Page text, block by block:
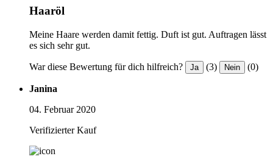
Haaröl
Meine Haare werden damit fettig. Duft ist gut. Auftragen lässt
es sich sehr gut.
War diese Bewertung für dich hilfreich? Ja (3) Nein (0)
Janina
04. Februar 2020
Verifizierter Kauf